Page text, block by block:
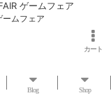
ゲームフェア
ームフェア
カート
Blog Shop